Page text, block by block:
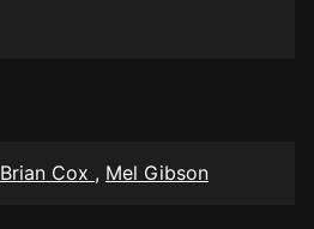
Brian Cox , Mel Gibson